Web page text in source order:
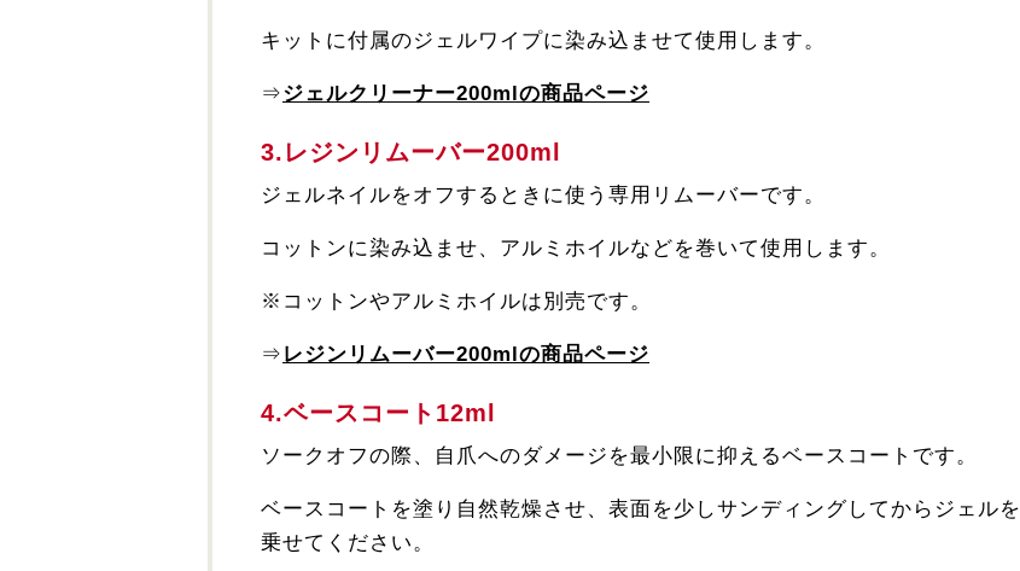
キットに付属のジェルワイプに染み込ませて使用します。
⇒ジェルクリーナー200mlの商品ページ
3.レジンリムーバー200ml
ジェルネイルをオフするときに使う専用リムーバーです。
コットンに染み込ませ、アルミホイルなどを巻いて使用します。
※コットンやアルミホイルは別売です。
⇒ レジンリムーバー200mlの商品ページ
4.ベースコート12ml
ソークオフの際、自爪へのダメージを最小限に抑えるベースコートです。
ベースコートを塗り自然乾燥させ、表面を少しサンディングしてからジェルを
乗せてください。